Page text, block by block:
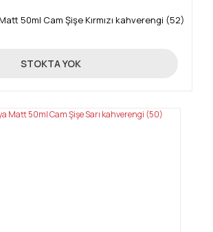
50ml Cam Şişe Kırmızı kahverengi (52)
89,00 TL
STOKTA YOK